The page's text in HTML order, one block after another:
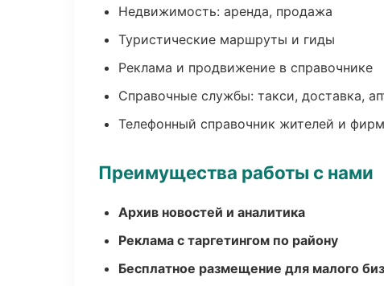
Недвижимость: аренда, продажа
Туристические маршруты и гиды
Реклама и продвижение в справочнике
Справочные службы: такси, доставка,
Телефонный справочник жителей и фирм
Преимущества работы с нами
Архив новостей и аналитика
Реклама с таргетингом по району
Бесплатное размещение для малого